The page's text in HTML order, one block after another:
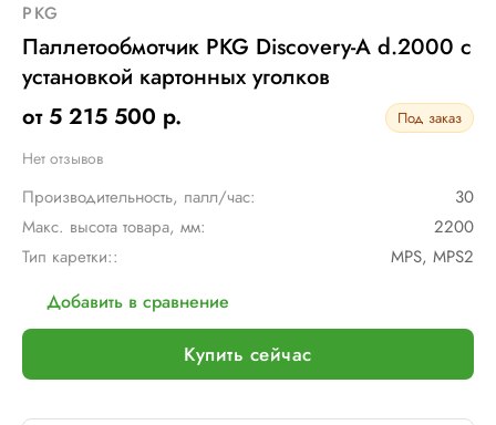
PKG
Паллетообмотчик PKG Discovery-A d.2000 с
установкой картонных уголков
от 5 215 500 р.
Под заказ
Нет отзывов
Производительность, палл/час:
30
Макс. высота товара, мм:
2200
Тип каретки::
MPS, MPS2
Добавить в сравнение
Купить сейчас